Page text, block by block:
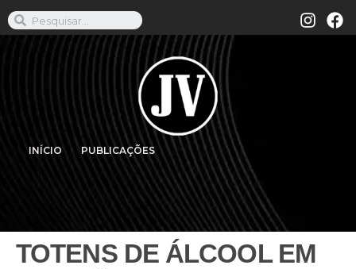
INÍCIO PUBLICAÇÕES
TOTENS DE ÁLCOOL EM